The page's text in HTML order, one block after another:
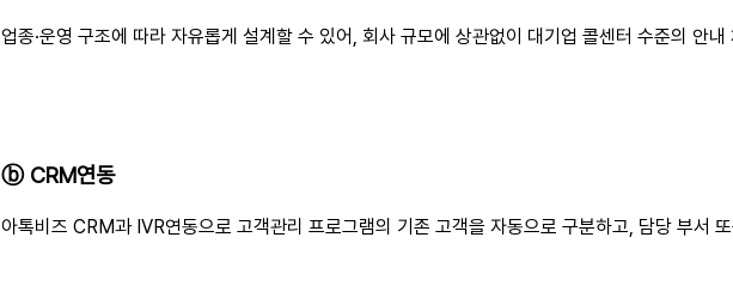
업종·운영 구조에 따라 자유롭게 설계할 수 있어, 회사 규모에 상관없이 대기업 콜센터 수준의 안
ⓑ CRM연동
아톡비즈 CRM과 IVR연동으로 고객관리 프로그램의 기존 고객을 자동으로 구분하고, 담당 부서